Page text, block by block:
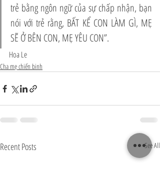
trẻ bằng ngôn ngữ của sự chấp nhận, bạn
nói với trẻ rằng, BẤT KỂ CON LÀM GÌ, MẸ
SẼ Ở BÊN CON, MẸ YÊU CON”.
Hoa Le
Cha mẹ chiến binh
Recent Posts See All